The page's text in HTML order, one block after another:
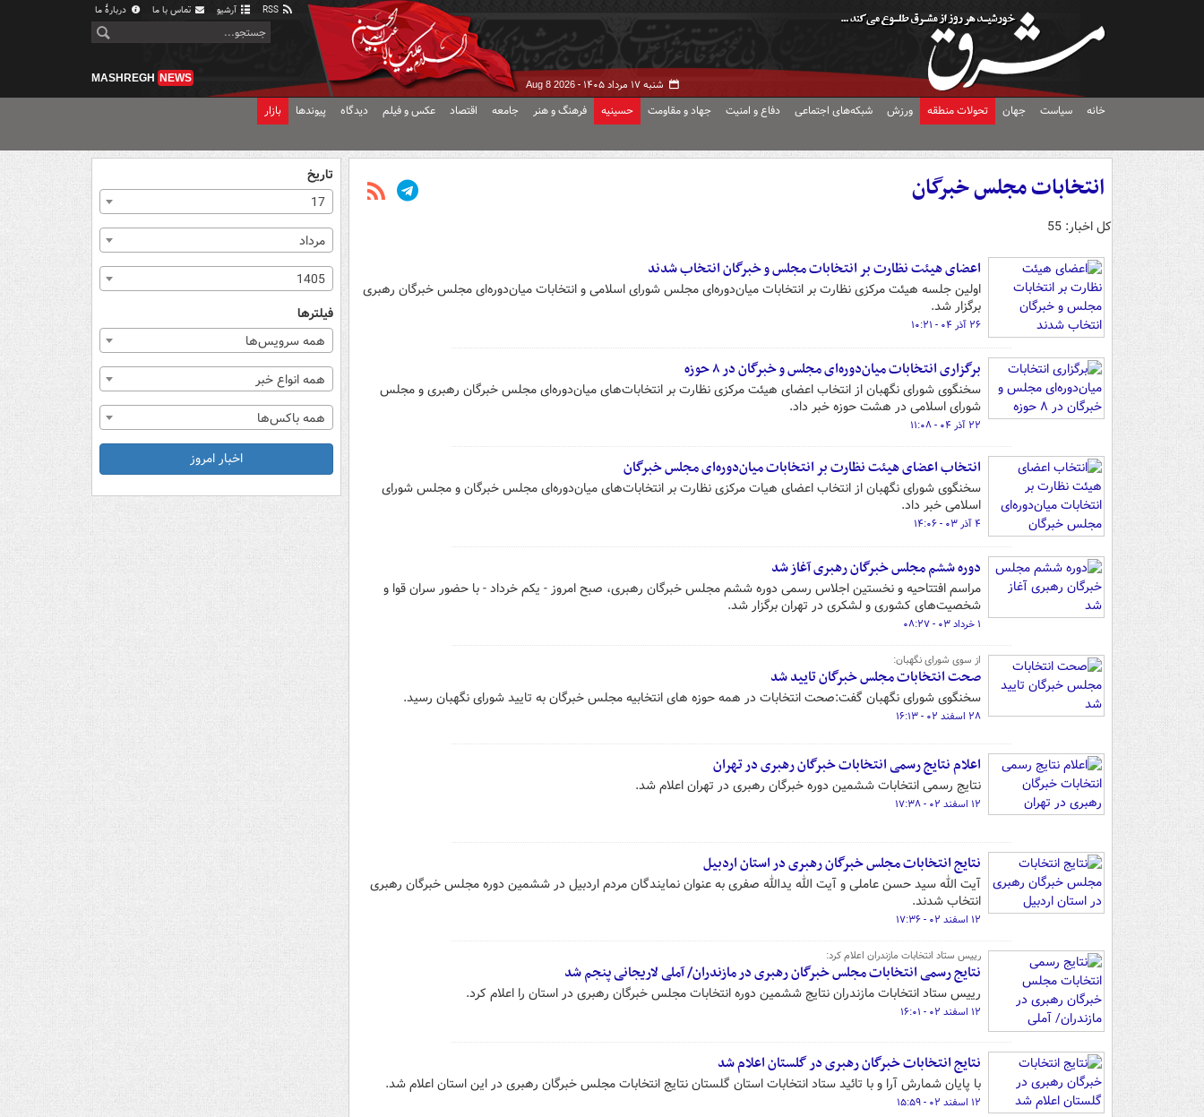
آرشیو تماس با ما دربارهٔ ما
شنبه ۱۷ مرداد ۱۴۰۵ - Aug 8 2026
MASHREGH NEWS
خانه سیاست جهان تحولات منطقه ورزش شبکه‌های اجتماعی دفاع و امنیت جهاد و مقاومت حسینیه فرهنگ و هنر جامعه اقتصاد عکس و فیلم دیدگاه پیوندها بازار
انتخابات مجلس خبرگان
کل اخبار: 55
اعضای هیئت نظارت بر انتخابات مجلس و خبرگان انتخاب شدند
اولین جلسه هیئت مرکزی نظارت بر انتخابات میان‌دوره‌ای مجلس شورای اسلامی و انتخابات میان‌دوره‌ای مجلس خبرگان رهبری
برگزار شد.
۲۶ آذر ۰۴ - ۱۰:۲۱
برگزاری انتخابات میان‌دوره‌ای مجلس و خبرگان در ۸ حوزه
سخنگوی شورای نگهبان از انتخاب اعضای هیئت مرکزی نظارت بر انتخابات‌های میان‌دوره‌ای مجلس خبرگان رهبری و مجلس
شورای اسلامی در هشت حوزه خبر داد.
۲۲ آذر ۰۴ - ۱۱:۰۸
انتخاب اعضای هیئت نظارت بر انتخابات میان‌دوره‌ای مجلس خبرگان
سخنگوی شورای نگهبان از انتخاب اعضای هیات مرکزی نظارت بر انتخابات‌های میان‌دوره‌ای مجلس خبرگان و مجلس شورای
اسلامی خبر داد.
۴ آذر ۰۳ - ۱۴:۰۶
دوره ششم مجلس خبرگان رهبری آغاز شد
مراسم افتتاحیه و نخستین اجلاس رسمی دوره ششم مجلس خبرگان رهبری، صبح امروز - یکم خرداد - با حضور سران قوا و
شخصیت‌های کشوری و لشکری در تهران برگزار شد.
۱ خرداد ۰۳ - ۰۸:۲۷
از سوی شورای نگهبان:
صحت انتخابات مجلس خبرگان تایید شد
سخنگوی شورای نگهبان گفت:صحت انتخابات در همه حوزه های انتخابیه مجلس خبرگان به تایید شورای نگهبان رسید.
۲۸ اسفند ۰۲ - ۱۶:۱۳
اعلام نتایج رسمی انتخابات خبرگان رهبری در تهران
نتایج رسمی انتخابات ششمین دوره خبرگان رهبری در تهران اعلام شد.
۱۲ اسفند ۰۲ - ۱۷:۳۸
نتایج انتخابات مجلس خبرگان رهبری در استان اردبیل
آیت الله سید حسن عاملی و آیت الله یدالله صفری به عنوان نمایندگان مردم اردبیل در ششمین دوره مجلس خبرگان رهبری
انتخاب شدند.
۱۲ اسفند ۰۲ - ۱۷:۳۶
رییس ستاد انتخابات مازندران اعلام کرد:
نتایج رسمی انتخابات مجلس خبرگان رهبری در مازندران/ آملی لاریجانی پنجم شد
رییس ستاد انتخابات مازندران نتایج ششمین دوره انتخابات مجلس خبرگان رهبری در استان را اعلام کرد.
۱۲ اسفند ۰۲ - ۱۶:۰۱
نتایج انتخابات خبرگان رهبری در گلستان اعلام شد
با پایان شمارش آرا و با تائید ستاد انتخابات استان گلستان نتایج انتخابات مجلس خبرگان رهبری در این استان اعلام شد.
۱۲ اسفند ۰۲ - ۱۵:۵۹
تاریخ
17
مرداد
1405
فیلترها
همه سرویس‌ها
همه انواع خبر
همه باکس‌ها
اخبار امروز